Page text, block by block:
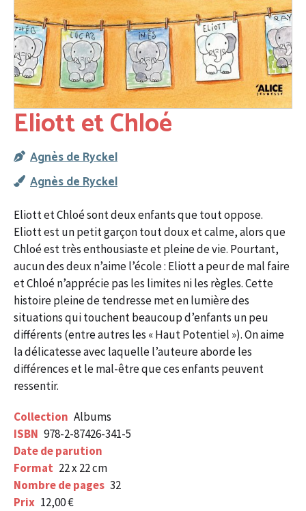
Eliott et Chloé
Agnès de Ryckel
Agnès de Ryckel
Eliott et Chloé sont deux enfants que tout oppose.
Eliott est un petit garçon tout doux et calme, alors que
Chloé est très enthousiaste et pleine de vie. Pourtant,
aucun des deux n’aime l’école : Eliott a peur de mal faire
et Chloé n’apprécie pas les limites ni les règles. Cette
histoire pleine de tendresse met en lumière des
situations qui touchent beaucoup d’enfants un peu
différents (entre autres les « Haut Potentiel »). On aime
la délicatesse avec laquelle l’auteure aborde les
différences et le mal-être que ces enfants peuvent
ressentir.
Collection Albums
ISBN 978-2-87426-341-5
Date de parution
Format 22 x 22 cm
Nombre de pages 32
Prix 12,00 €